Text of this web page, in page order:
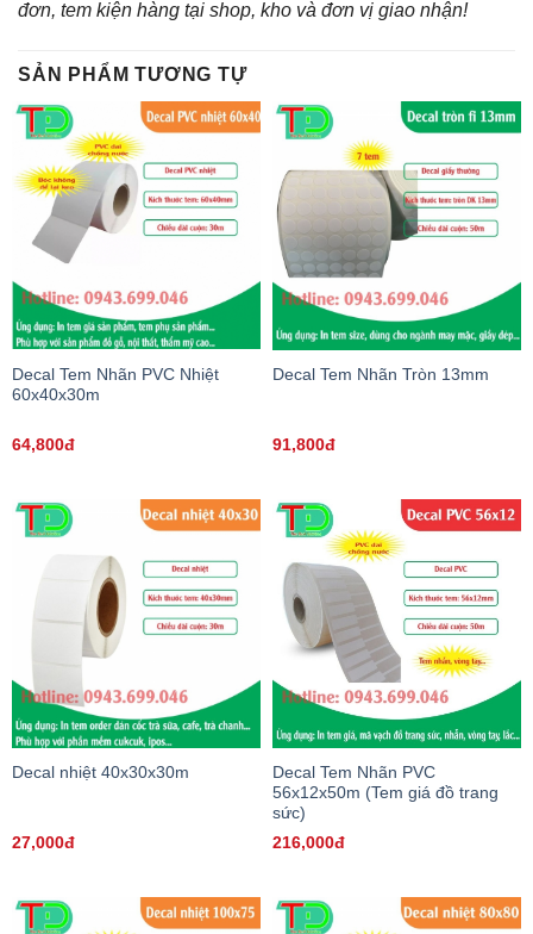
đơn, tem kiện hàng tại shop, kho và đơn vị giao nhận!
SẢN PHẨM TƯƠNG TỰ
Decal Tem Nhãn PVC Nhiệt
60x40x30m
64,800đ
Decal Tem Nhãn Tròn 13mm
91,800đ
Decal nhiệt 40x30x30m
27,000đ
Decal Tem Nhãn PVC
56x12x50m (Tem giá đồ trang
sức)
216,000đ